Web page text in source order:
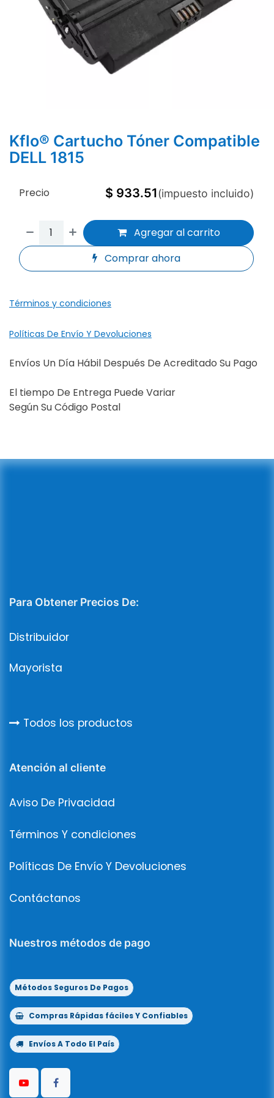
Kflo® Cartucho Tóner Compatible
DELL 1815
Agregar al carrito
Comprar ahora
Precio $ 933.51(impuesto incluido)
Términos y condiciones
Políticas De Envío Y Devoluciones
Envíos Un Día Hábil Después De Acreditado Su Pago
El tiempo De Entrega Puede Variar
Según Su Código Postal
Para Obtener Precios De:
Distribuidor
Mayorista
Todos los productos
Atención al cliente
Aviso De Privacidad
Términos Y condiciones
Políticas De Envío Y Devoluciones
Contáctanos
Nuestros métodos de pago
Métodos Seguros De Pagos
Compras Rápidas fáciles Y Confiables
Envíos A Todo El País